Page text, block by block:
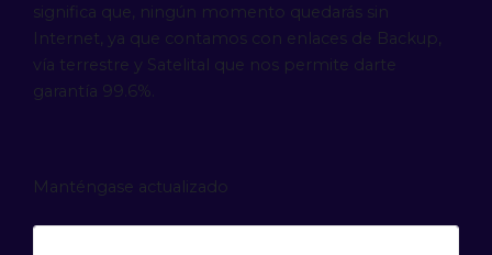
significa que, ningún momento quedarás sin
Internet, ya que contamos con enlaces de Backup,
vía terrestre y Satelital que nos permite darte
garantía 99.6%.
Manténgase actualizado